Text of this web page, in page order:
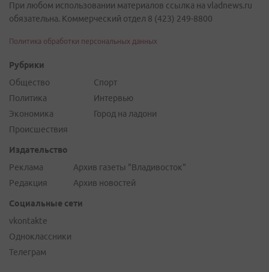
При любом использовании материалов ссылка на vladnews.ru
обязательна. Коммерческий отдел 8 (423) 249-8800
Политика обработки персональных данных
Рубрики
Общество
Политика
Экономика
Происшествия
Спорт
Интервью
Город на ладони
Издательство
Реклама
Редакция
Архив газеты "Владивосток"
Архив новостей
Социальные сети
vkontakte
Одноклассники
Телеграм